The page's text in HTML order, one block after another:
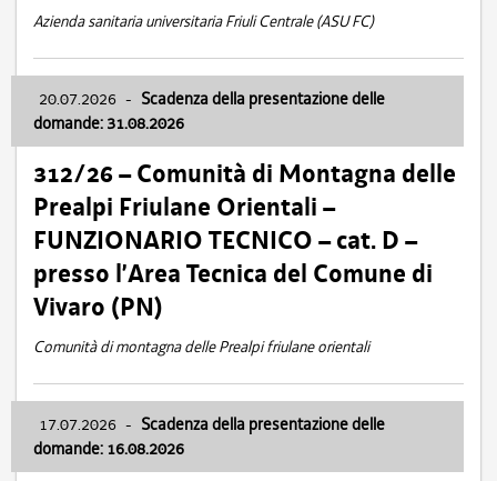
Azienda sanitaria universitaria Friuli Centrale (ASU FC)
20.07.2026 - Scadenza della presentazione delle
domande: 31.08.2026
312/26 – Comunità di Montagna delle
Prealpi Friulane Orientali –
FUNZIONARIO TECNICO – cat. D –
presso l’Area Tecnica del Comune di
Vivaro (PN)
Comunità di montagna delle Prealpi friulane orientali
17.07.2026 - Scadenza della presentazione delle
domande: 16.08.2026